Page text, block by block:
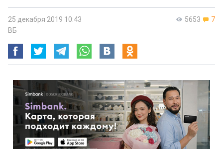
5653 7
25 декабря 2019 10:43
ВБ